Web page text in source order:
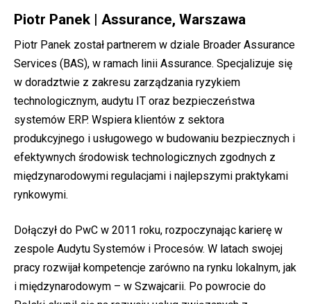
Piotr Panek | Assurance, Warszawa
Piotr Panek został partnerem w dziale Broader Assurance
Services (BAS), w ramach linii Assurance. Specjalizuje się
w doradztwie z zakresu zarządzania ryzykiem
technologicznym, audytu IT oraz bezpieczeństwa
systemów ERP. Wspiera klientów z sektora
produkcyjnego i usługowego w budowaniu bezpiecznych i
efektywnych środowisk technologicznych zgodnych z
międzynarodowymi regulacjami i najlepszymi praktykami
rynkowymi.
Dołączył do PwC w 2011 roku, rozpoczynając karierę w
zespole Audytu Systemów i Procesów. W latach swojej
pracy rozwijał kompetencje zarówno na rynku lokalnym, jak
i międzynarodowym – w Szwajcarii. Po powrocie do